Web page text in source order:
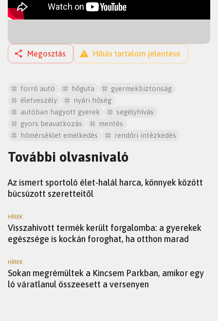
Megosztás Hibás tartalom jelentése
forró autó hőguta
gyermekbiztonság
életveszély
nyári hőség
autóban hagyott gyerek
segélyhívás
gyors beavatkozás
mentés
hőmérséklet emelkedés
rendőri intézkedés
További olvasnivaló
Az ismert sportoló élet-halál harca, könnyek között
búcsúzott szeretteitől
HÍREK
Visszahívott termék került forgalomba: a gyerekek
egészsége is kockán foroghat, ha otthon marad
HÍREK
Sokan megrémültek a Kincsem Parkban, amikor egy
ló váratlanul összeesett a versenyen